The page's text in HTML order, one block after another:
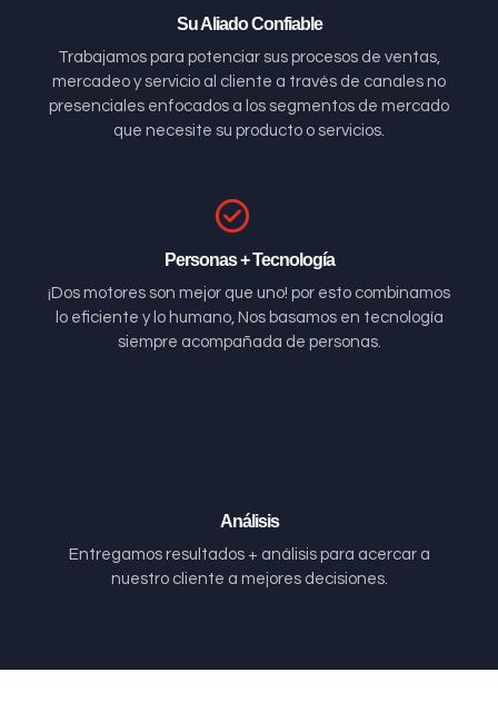
Su Aliado Confiable
Trabajamos para potenciar sus procesos de ventas,
mercadeo y servicio al cliente a través de canales no
presenciales enfocados a los segmentos de mercado
que necesite su producto o servicios.
Personas + Tecnología
¡Dos motores son mejor que uno! por esto combinamos
lo eficiente y lo humano, Nos basamos en tecnología
siempre acompañada de personas.
Análisis
Entregamos resultados + análisis para acercar a
nuestro cliente a mejores decisiones.